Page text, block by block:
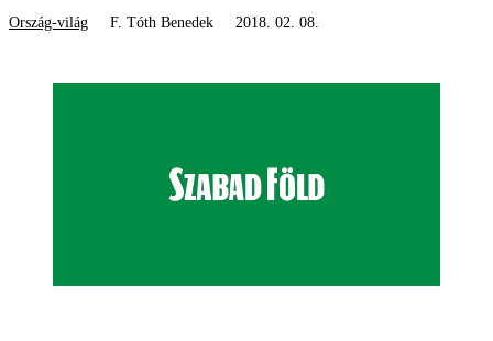
Ország-világ F. Tóth Benedek 2018. 02. 08.